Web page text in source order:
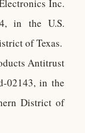
Inc.
in the U.S.
of Texas.
Antitrust
02143, in the
District of